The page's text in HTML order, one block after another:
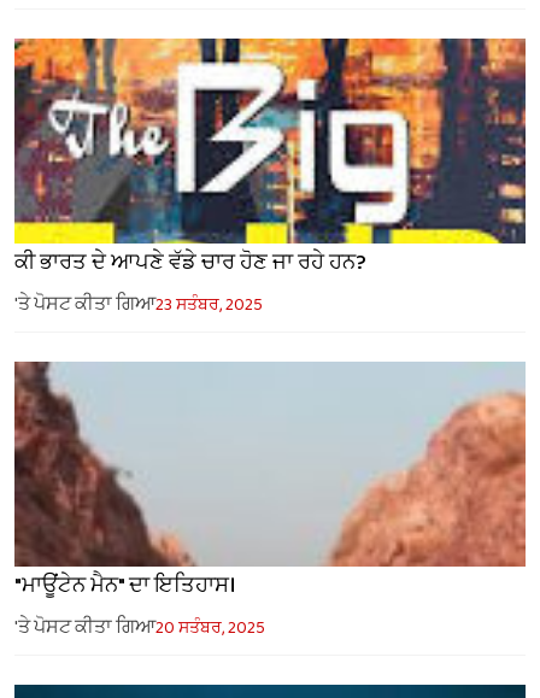
ਕੀ ਭਾਰਤ ਦੇ ਆਪਣੇ ਵੱਡੇ ਚਾਰ ਹੋਣ ਜਾ ਰਹੇ ਹਨ?
'ਤੇ ਪੋਸਟ ਕੀਤਾ ਗਿਆ23 ਸਤੰਬਰ, 2025
"ਮਾਊਂਟੇਨ ਮੈਨ" ਦਾ ਇਤਿਹਾਸ।
'ਤੇ ਪੋਸਟ ਕੀਤਾ ਗਿਆ20 ਸਤੰਬਰ, 2025